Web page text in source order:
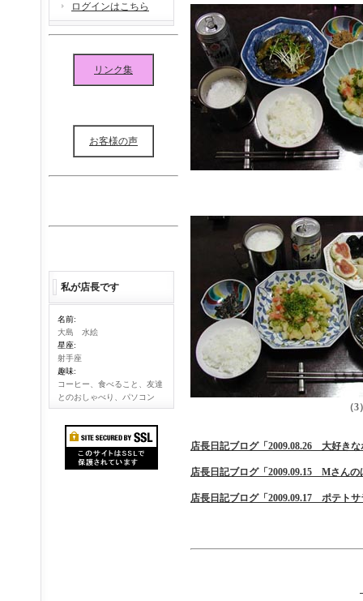
ログインはこちら
リンク集
お客様の声
私が店長です
名前:
大島 水絵
星座:
射手座
趣味:
コーヒー、食べること、友達
とのおしゃべり、パソコン
（
店長日記ブログ「2009.08.26 大好き
店長日記ブログ「2009.09.15 Mさん
店長日記ブログ「2009.09.17 ポテト